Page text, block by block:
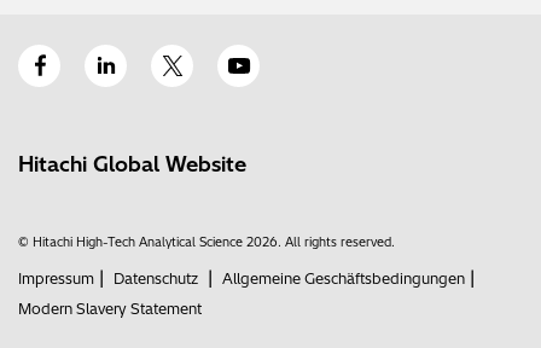
Hitachi Global Website
© Hitachi High-Tech Analytical Science 2026. All rights reserved.
Impressum | Datenschutz | Allgemeine Geschäftsbedingungen |
Modern Slavery Statement